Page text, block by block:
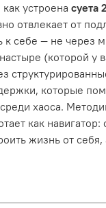
устроена суета
отвлекает от
к себе — не через
(которой у
которые
хаоса.
как навигатор:
жизнь от